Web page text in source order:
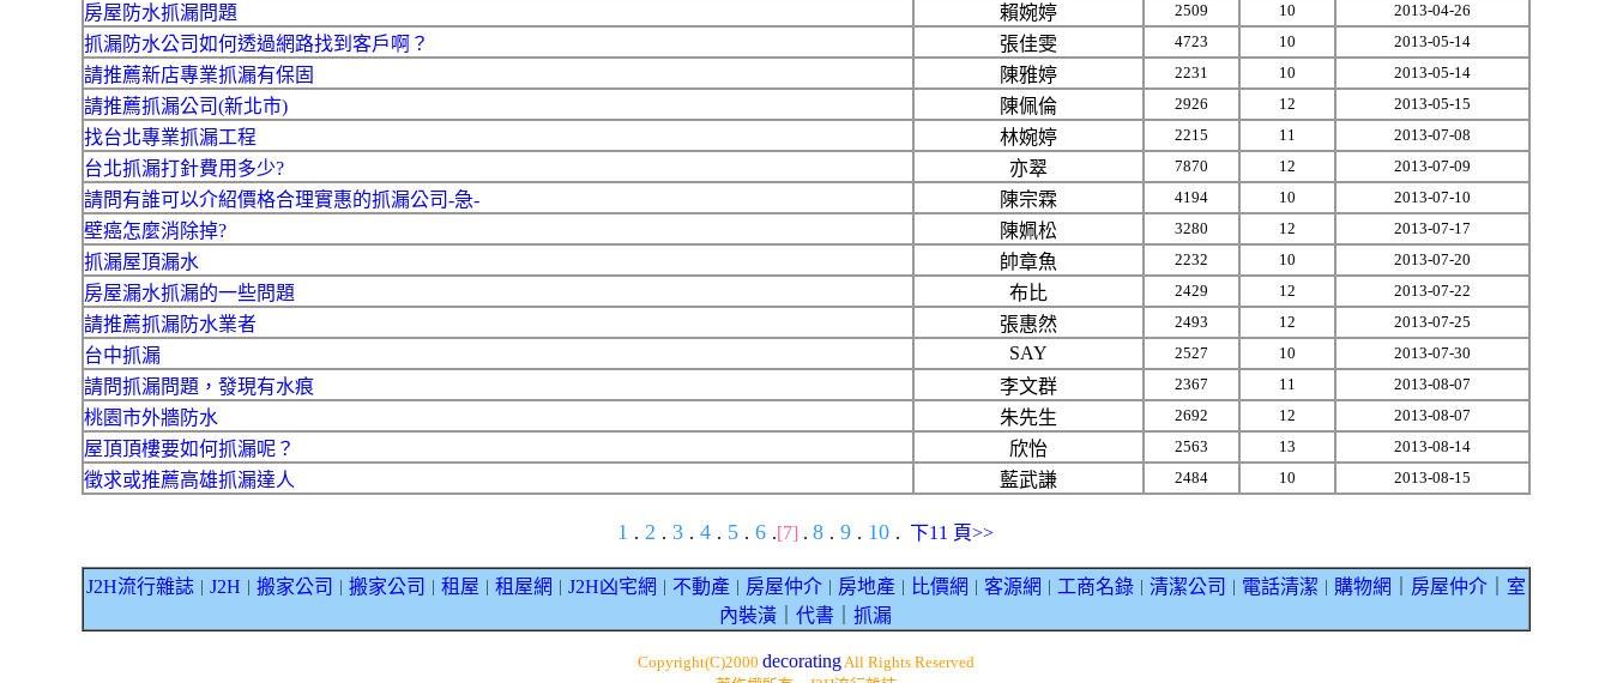
房屋防水抓漏問題 賴婉婷 2509 10 2013-04-26
抓漏防水公司如何透過網路找到客戶啊？ 張佳雯 4723 10 2013-05-14
請推薦新店專業抓漏有保固 陳雅婷 2231 10 2013-05-14
請推薦抓漏公司(新北市) 陳佩倫 2926 12 2013-05-15
找台北專業抓漏工程 林婉婷 2215 11 2013-07-08
台北抓漏打針費用多少? 亦翠 7870 12 2013-07-09
請問有誰可以介紹價格合理實惠的抓漏公司-急- 陳宗霖 4194 10 2013-07-10
壁癌怎麼消除掉? 陳姵松 3280 12 2013-07-17
抓漏屋頂漏水 帥章魚 2232 10 2013-07-20
房屋漏水抓漏的一些問題 布比 2429 12 2013-07-22
請推薦抓漏防水業者 張惠然 2493 12 2013-07-25
台中抓漏 SAY 2527 10 2013-07-30
請問抓漏問題，發現有水痕 李文群 2367 11 2013-08-07
桃園市外牆防水 朱先生 2692 12 2013-08-07
屋頂頂樓要如何抓漏呢？ 欣怡 2563 13 2013-08-14
徵求或推薦高雄抓漏達人 藍武謙 2484 10 2013-08-15
1 . 2 . 3 . 4 . 5 . 6 .[7] . 8 . 9 . 10 . 下11 頁>>
J2H流行雜誌｜ J2H 搬家公司 搬家公司 租屋 租屋網 J2H凶宅網 不動產｜ 房屋仲介｜ 房地產｜ 比價網 客源網 工商名錄｜ 清潔公司 電話清潔 購物網 房屋仲介｜ 室
內裝潢
代書 抓漏
Copyright(C)2000 decoratingAll Rights Reserved